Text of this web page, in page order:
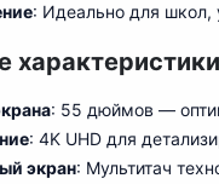
: Идеально для школ,
: 55 дюймов —
: 4K UHD для
экран: Мультитач